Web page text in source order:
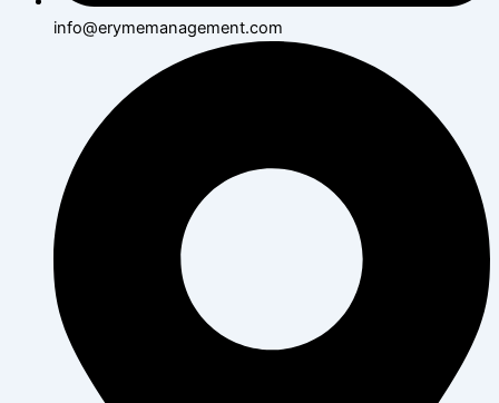
info@erymemanagement.com